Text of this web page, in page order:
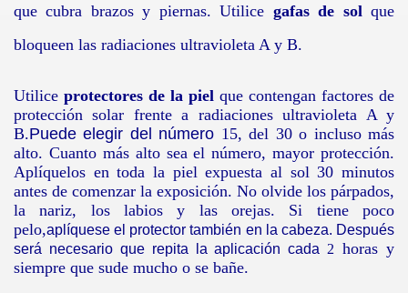
que cubra brazos y piernas. Utilice gafas de solque
bloqueen las radiaciones ultravioleta A y B.
Utilice protectores de la piel que contengan factores de
protección solar frente a radiaciones ultravioleta A y
B.Puede elegir del número 15, del 30o incluso más
alto. Cuanto más alto sea el número, mayor protección.
Aplíquelos en toda la piel expuesta al sol30minutos
antes de comenzar la exposición. No olvide los párpados,
la nariz, los labios y las orejas. Si tiene poco
pelo,aplíquese el protector también en la cabeza. Después
será necesario que repita la aplicación cada 2 horas y
siempre que sude mucho o se bañe.